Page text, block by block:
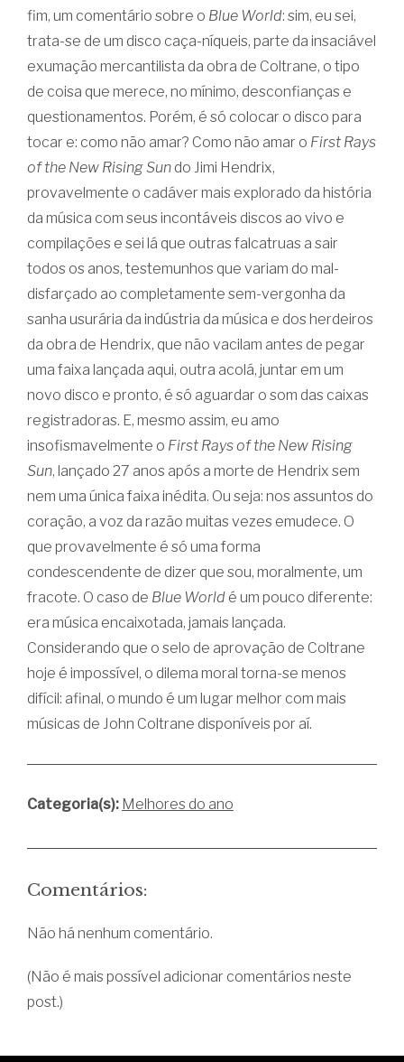
fim, um comentário sobre o Blue World: sim, eu sei,
trata-se de um disco caça-níqueis, parte da insaciável
exumação mercantilista da obra de Coltrane, o tipo
de coisa que merece, no mínimo, desconfianças e
questionamentos. Porém, é só colocar o disco para
tocar e: como não amar? Como não amar o First Rays
of the New Rising Sun do Jimi Hendrix,
provavelmente o cadáver mais explorado da história
da música com seus incontáveis discos ao vivo e
compilações e sei lá que outras falcatruas a sair
todos os anos, testemunhos que variam do mal-
disfarçado ao completamente sem-vergonha da
sanha usurária da indústria da música e dos herdeiros
da obra de Hendrix, que não vacilam antes de pegar
uma faixa lançada aqui, outra acolá, juntar em um
novo disco e pronto, é só aguardar o som das caixas
registradoras. E, mesmo assim, eu amo
insofismavelmente o First Rays of the New Rising
Sun, lançado 27 anos após a morte de Hendrix sem
nem uma única faixa inédita. Ou seja: nos assuntos do
coração, a voz da razão muitas vezes emudece. O
que provavelmente é só uma forma
condescendente de dizer que sou, moralmente, um
fracote. O caso de Blue World é um pouco diferente:
era música encaixotada, jamais lançada.
Considerando que o selo de aprovação de Coltrane
hoje é impossível, o dilema moral torna-se menos
difícil: afinal, o mundo é um lugar melhor com mais
músicas de John Coltrane disponíveis por aí.
Categoria(s): Melhores do ano
Comentários:
Não há nenhum comentário.
(Não é mais possível adicionar comentários neste
post.)